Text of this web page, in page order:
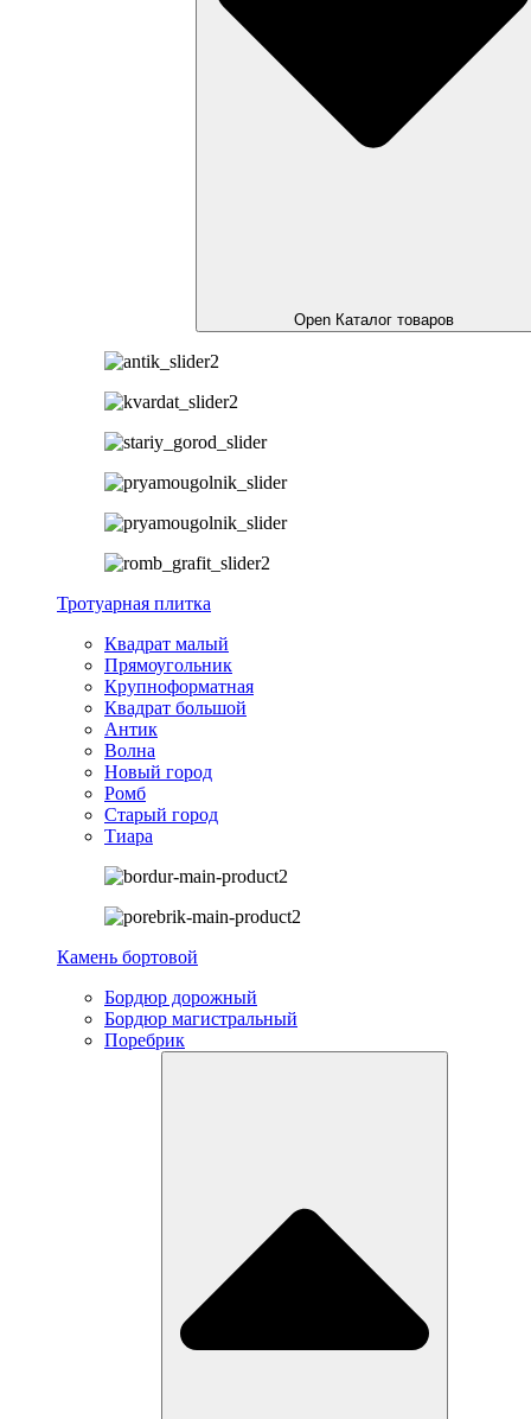
Open Каталог товаров
Тротуарная плитка
Квадрат малый
Прямоугольник
Крупноформатная
Квадрат большой
Антик
Волна
Новый город
Ромб
Старый город
Тиара
Камень бортовой
Бордюр дорожный
Бордюр магистральный
Поребрик